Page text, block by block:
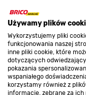
Używamy plików
Wykorzystujemy pliki
funkcjonowania naszej
inne pliki cookie, które
dotyczących
pokazania
wspaniałego
korzystamy również z
informacje, zebrane za ich
O nas
Kontakt do
Strefa biznesu